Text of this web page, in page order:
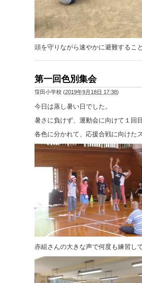
頭を守りながら速やかに避難するこ
第一回色別集会
窪田小学校 (2019年9月18日 17:38)
今日は蒸し暑い日でした。
暑さに負けず、運動会に向けて１回
各色に分かれて、応援合戦に向けた
赤組さんの大きな声で何度も練習し